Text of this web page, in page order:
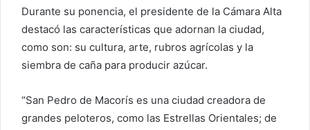
Durante su ponencia, el presidente de la Cámara Alta
destacó las características que adornan la ciudad,
como son: su cultura, arte, rubros agrícolas y la
siembra de caña para producir azúcar.
“San Pedro de Macorís es una ciudad creadora de
grandes peloteros, como las Estrellas Orientales; de